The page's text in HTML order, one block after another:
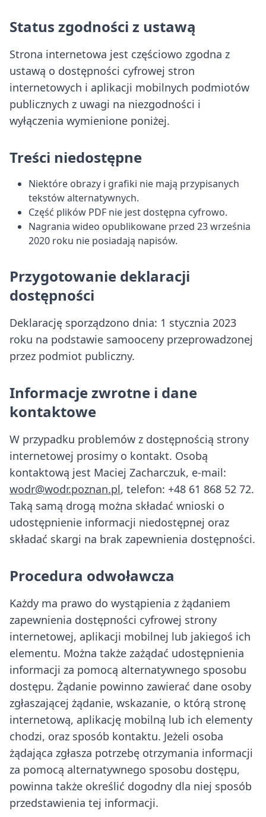
Status zgodności z ustawą
Strona internetowa jest częściowo zgodna z
ustawą o dostępności cyfrowej stron
internetowych i aplikacji mobilnych podmiotów
publicznych z uwagi na niezgodności i
wyłączenia wymienione poniżej.
Treści niedostępne
Niektóre obrazy i grafiki nie mają przypisanych
tekstów alternatywnych.
Część plików PDF nie jest dostępna cyfrowo.
Nagrania wideo opublikowane przed 23 września
2020 roku nie posiadają napisów.
Przygotowanie deklaracji
dostępności
Deklarację sporządzono dnia: 1 stycznia 2023
roku na podstawie samooceny przeprowadzonej
przez podmiot publiczny.
Informacje zwrotne i dane
kontaktowe
W przypadku problemów z dostępnością strony
internetowej prosimy o kontakt. Osobą
kontaktową jest Maciej Zacharczuk, e-mail:
wodr@wodr.poznan.pl, telefon: +48 61 868 52 72.
Taką samą drogą można składać wnioski o
udostępnienie informacji niedostępnej oraz
składać skargi na brak zapewnienia dostępności.
Procedura odwoławcza
Każdy ma prawo do wystąpienia z żądaniem
zapewnienia dostępności cyfrowej strony
internetowej, aplikacji mobilnej lub jakiegoś ich
elementu. Można także zażądać udostępnienia
informacji za pomocą alternatywnego sposobu
dostępu. Żądanie powinno zawierać dane osoby
zgłaszającej żądanie, wskazanie, o którą stronę
internetową, aplikację mobilną lub ich elementy
chodzi, oraz sposób kontaktu. Jeżeli osoba
żądająca zgłasza potrzebę otrzymania informacji
za pomocą alternatywnego sposobu dostępu,
powinna także określić dogodny dla niej sposób
przedstawienia tej informacji.